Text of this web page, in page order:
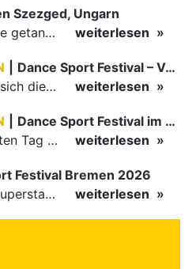
Szezged, Ungarn
Auch international wurde getanzt in Ungarn am vergangenen Wochenende
weiterlesen
Dance Sport Festival – Volles Haus
Am letzten Tag können sich die Besucher des Dance Sport Festivals erneut auf internationale Festivalatmosphäre freuen. Die knapp 1200 Aktiven vertreten mit Deutschland 43 Nationen. Mit Paaren aus 15…
weiterlesen
Dance Sport Festival im WM-Fieber
Nachdem schon am ersten Tag zumindest im Hansesaal WM-Stimmung vom Feinsten herrschte, werden am Samstag nicht nur Tänzerinnen und Tänzer der Junioren die Stimmung ordentlich anheizen. Es erwartet alle -…
weiterlesen
Festival Bremen 2026
Was mit dem Dancing Superstar Festival begann, ist inzwischen mit dem Dance Sport Festival Bremen zu einer festen Institution geworden. Zum fünften Mal treffen sich Paare, Funktionäre und Gäste zu diesem…
weiterlesen